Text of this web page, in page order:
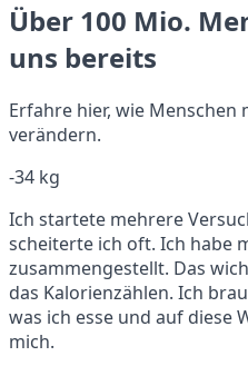
Über 100 Mio.
uns bereits
Erfahre hier, wie Menschen
verändern.
-34 kg
Ich startete mehrere
scheiterte ich oft. Ich habe
zusammengestellt. Das
das Kalorienzählen. Ich
was ich esse und auf diese
mich.